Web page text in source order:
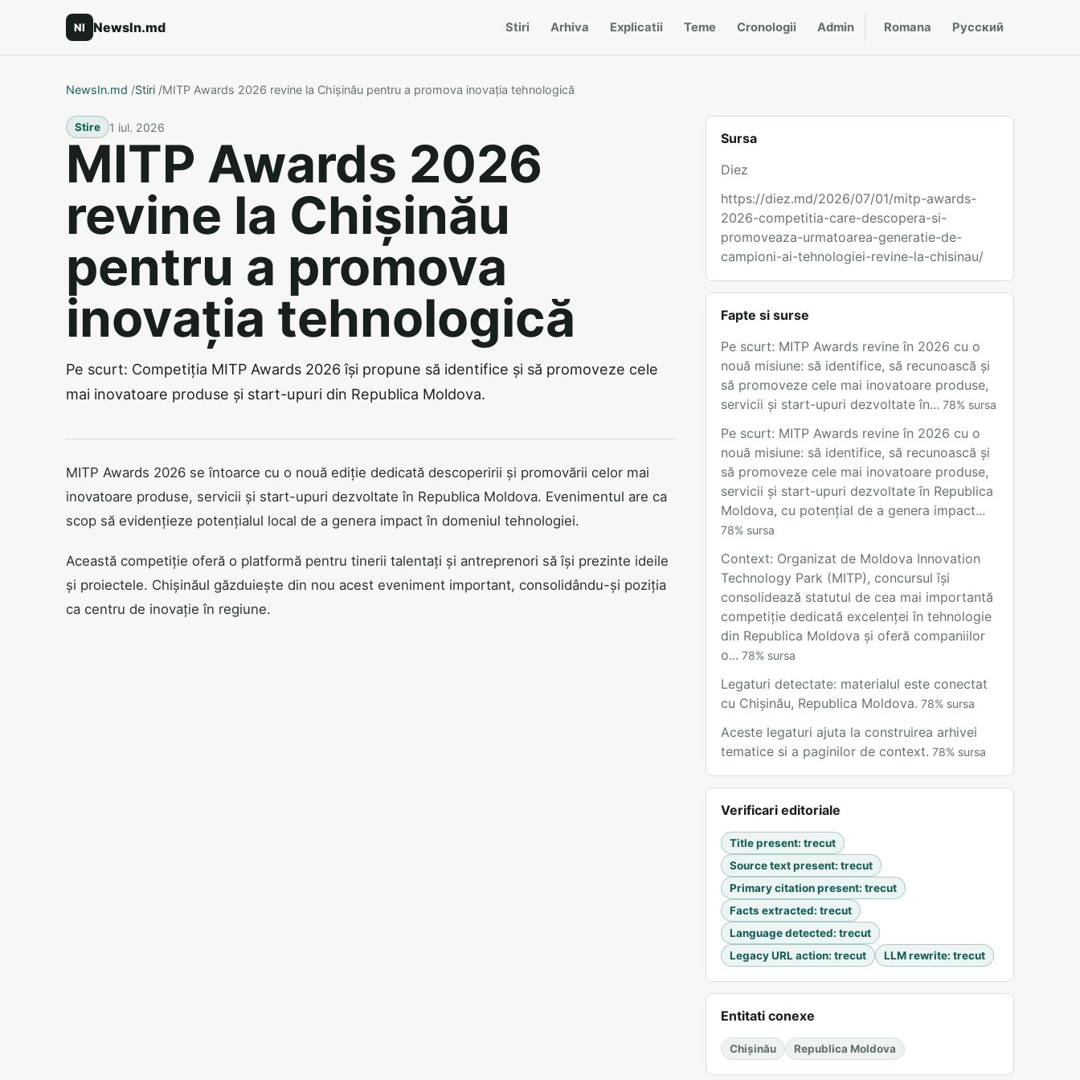
NI NewsIn.md Stiri Arhiva Explicatii Teme Cronologii Admin Romana Русский
NewsIn.md /Stiri /MITP Awards 2026 revine la Chișinău pentru a promova inovația tehnologică
Stire 1 iul. 2026
MITP Awards 2026
revine la Chișinău
pentru a promova
inovația tehnologică
Pe scurt: Competiția MITP Awards 2026 își propune să identifice și să promoveze cele
mai inovatoare produse și start-upuri din Republica Moldova.
MITP Awards 2026 se întoarce cu o nouă ediție dedicată descoperirii și promovării celor mai
inovatoare produse, servicii și start-upuri dezvoltate în Republica Moldova. Evenimentul are ca
scop să evidențieze potențialul local de a genera impact în domeniul tehnologiei.
Această competiție oferă o platformă pentru tinerii talentați și antreprenori să își prezinte ideile
și proiectele. Chișinăul găzduiește din nou acest eveniment important, consolidându-și poziția
ca centru de inovație în regiune.
Sursa
Diez
https://diez.md/2026/07/01/mitp-awards-
2026-competitia-care-descopera-si-
promoveaza-urmatoarea-generatie-de-
campioni-ai-tehnologiei-revine-la-chisinau/
Fapte si surse
Pe scurt: MITP Awards revine în 2026 cu o
nouă misiune: să identifice, să recunoască și
să promoveze cele mai inovatoare produse,
servicii și start-upuri dezvoltate în... 78% sursa
Pe scurt: MITP Awards revine în 2026 cu o
nouă misiune: să identifice, să recunoască și
să promoveze cele mai inovatoare produse,
servicii și start-upuri dezvoltate în Republica
Moldova, cu potențial de a genera impact...
78% sursa
Context: Organizat de Moldova Innovation
Technology Park (MITP), concursul își
consolidează statutul de cea mai importantă
competiție dedicată excelenței în tehnologie
din Republica Moldova și oferă companiilor
o... 78% sursa
Legaturi detectate: materialul este conectat
cu Chișinău, Republica Moldova. 78% sursa
Aceste legaturi ajuta la construirea arhivei
tematice si a paginilor de context. 78% sursa
Verificari editoriale
Title present: trecut
Source text present: trecut
Primary citation present: trecut
Facts extracted: trecut
Language detected: trecut
Legacy URL action: trecut LLM rewrite: trecut
Entitati conexe
Chișinău Republica Moldova